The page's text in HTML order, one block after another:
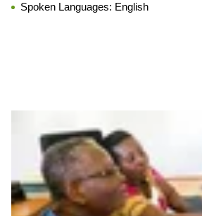
Spoken Languages: English